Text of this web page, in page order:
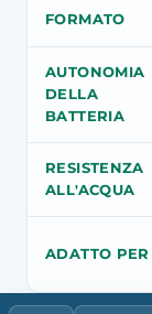
FORMATO
AUTONOMIA
DELLA
BATTERIA
RESISTENZA
ALL'ACQUA
ADATTO PER